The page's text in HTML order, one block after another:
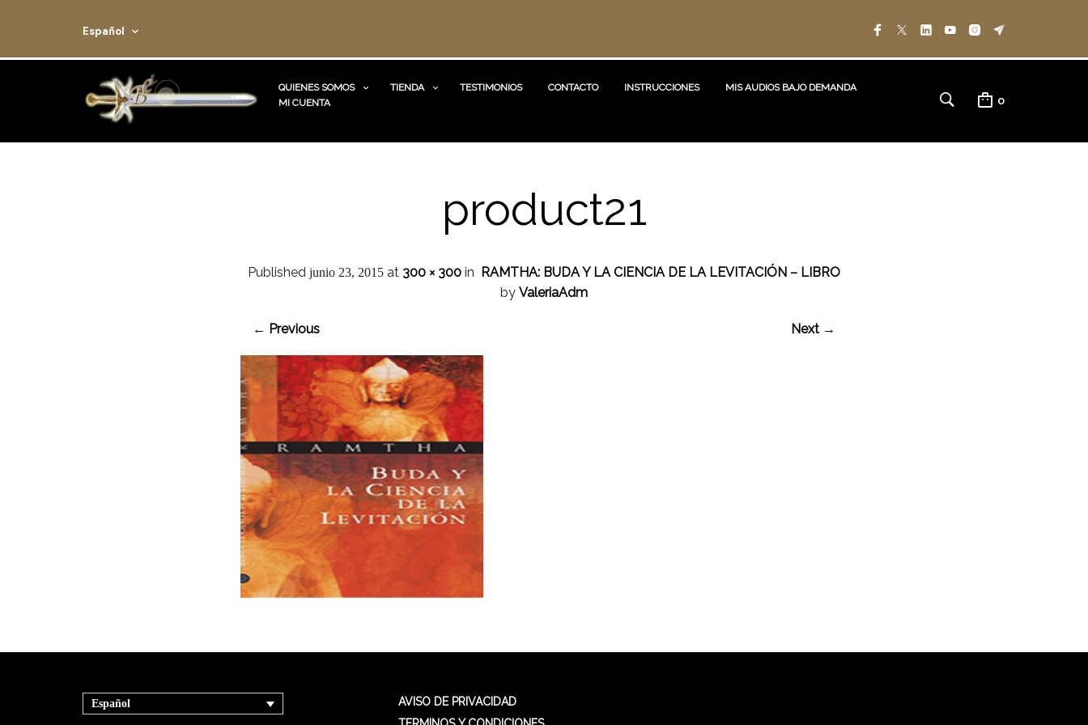
Español
QUIENES SOMOS TIENDA TESTIMONIOS CONTACTO INSTRUCCIONES
MIS AUDIOS BAJO DEMANDA
MI CUENTA
0
product21
Published junio 23, 2015 at 300 × 300 in RAMTHA: BUDA Y LA CIENCIA DE LA LEVITACIÓN – LIBRO
by ValeriaAdm
← Previous Next →
Español
AVISO DE PRIVACIDAD